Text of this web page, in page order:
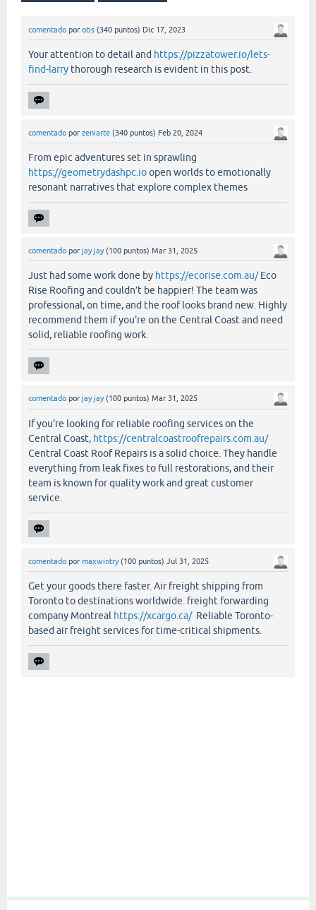
comentado por otis (340 puntos) Dic 17, 2023
Your attention to detail and https://pizzatower.io/lets-
find-larry thorough research is evident in this post.
comentado por zeniarte (340 puntos) Feb 20, 2024
From epic adventures set in sprawling
https://geometrydashpc.ioopen worlds to emotionally
resonant narratives that explore complex themes
comentado por jay jay (100 puntos) Mar 31, 2025
Just had some work done by https://ecorise.com.au/Eco
Rise Roofing and couldn’t be happier! The team was
professional, on time, and the roof looks brand new. Highly
recommend them if you're on the Central Coast and need
solid, reliable roofing work.
comentado por jay jay (100 puntos) Mar 31, 2025
If you're looking for reliable roofing services on the
Central Coast, https://centralcoastroofrepairs.com.au/
Central Coast Roof Repairs is a solid choice. They handle
everything from leak fixes to full restorations, and their
team is known for quality work and great customer
service.
comentado por maxwintry (100 puntos) Jul 31, 2025
Get your goods there faster. Air freight shipping from
Toronto to destinations worldwide. freight forwarding
company Montreal https://xcargo.ca/Reliable Toronto-
based air freight services for time-critical shipments.